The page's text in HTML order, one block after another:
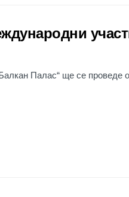
Палас“ ще се проведе